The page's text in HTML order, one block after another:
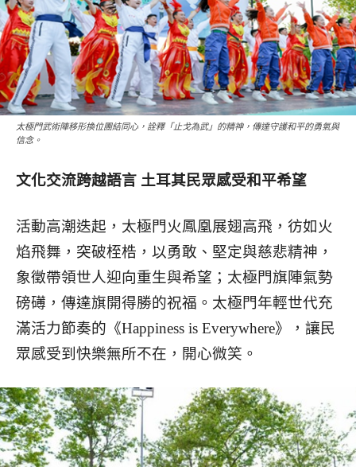
太極門武術陣移形換位團結同心，詮釋「止戈為武」的精神，傳達守護和平的勇氣與
信念。
文化交流跨越語言 土耳其民眾感受和平希望
活動高潮迭起，太極門火鳳凰展翅高飛，彷如火
焰飛舞，突破桎梏，以勇敢、堅定與慈悲精神，
象徵帶領世人迎向重生與希望；太極門旗陣氣勢
磅礡，傳達旗開得勝的祝福。太極門年輕世代充
滿活力節奏的《Happiness is Everywhere》，讓民
眾感受到快樂無所不在，開心微笑。